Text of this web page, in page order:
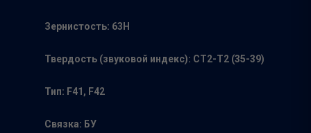
Зернистость: 63Н
Твердость (звуковой индекс): СТ2-Т2 (35-39)
Тип: F41, F42
Связка: БУ